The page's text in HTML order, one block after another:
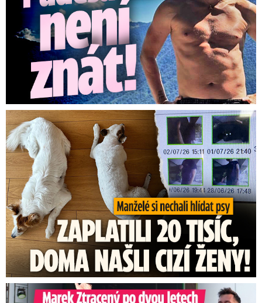
Za hlídání psů zaplatili 20 tisíc, doma našli cizí ženy!
Marek Ztracený na Letné: Pártlová stopla koncert